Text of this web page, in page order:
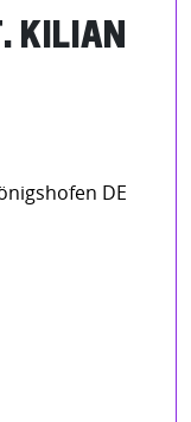
KILIAN
DE